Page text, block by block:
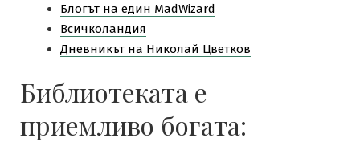
Блогът на един MadWizard
Всичколандия
Дневникът на Николай Цветков
Библиотеката е
приемливо богата: